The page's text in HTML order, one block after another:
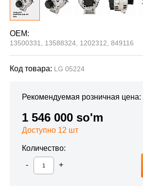
OEM:
13500331, 13588324, 1202312, 849116
Код товара: LG 05224
Рекомендуемая розничная цена:
1 546 000 so'm
Доступно 12 шт
Количество: